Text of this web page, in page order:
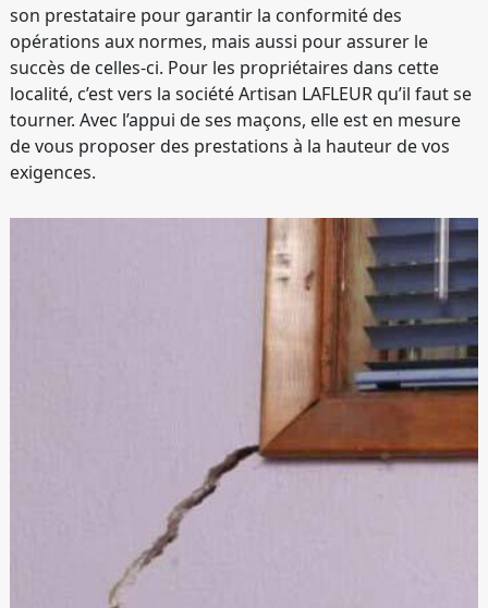
son prestataire pour garantir la conformité des
opérations aux normes, mais aussi pour assurer le
succès de celles-ci. Pour les propriétaires dans cette
localité, c’est vers la société Artisan LAFLEUR qu’il faut se
tourner. Avec l’appui de ses maçons, elle est en mesure
de vous proposer des prestations à la hauteur de vos
exigences.